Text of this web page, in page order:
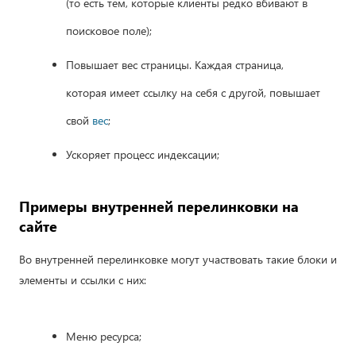
поисковое поле);
Повышает вес страницы. Каждая страница,
которая имеет ссылку на себя с другой, повышает
свой вес;
Ускоряет процесс индексации;
Примеры внутренней перелинковки на
сайте
Во внутренней перелинковке могут участвовать такие блоки и
элементы и ссылки с них:
Меню ресурса;